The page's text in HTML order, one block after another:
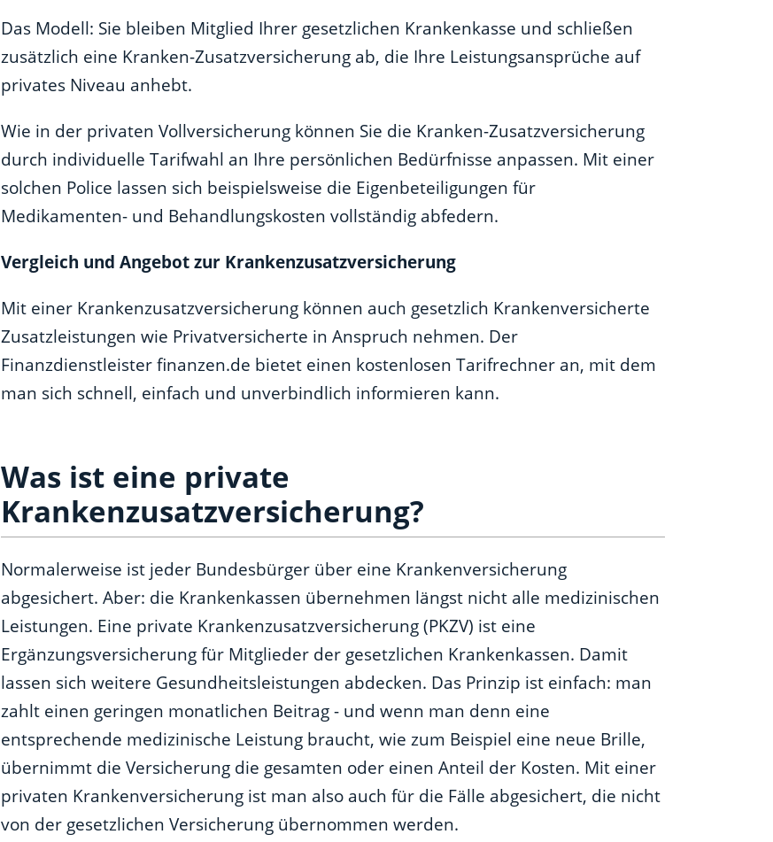
Das Modell: Sie bleiben Mitglied Ihrer gesetzlichen Krankenkasse und schließen
zusätzlich eine Kranken-Zusatzversicherung ab, die Ihre Leistungsansprüche auf
privates Niveau anhebt.
Wie in der privaten Vollversicherung können Sie die Kranken-Zusatzversicherung
durch individuelle Tarifwahl an Ihre persönlichen Bedürfnisse anpassen. Mit einer
solchen Police lassen sich beispielsweise die Eigenbeteiligungen für
Medikamenten- und Behandlungskosten vollständig abfedern.
Vergleich und Angebot zur Krankenzusatzversicherung
Mit einer Krankenzusatzversicherung können auch gesetzlich Krankenversicherte
Zusatzleistungen wie Privatversicherte in Anspruch nehmen. Der
Finanzdienstleister finanzen.de bietet einen kostenlosen Tarifrechner an, mit dem
man sich schnell, einfach und unverbindlich informieren kann.
Was ist eine private
Krankenzusatzversicherung?
Normalerweise ist jeder Bundesbürger über eine Krankenversicherung
abgesichert. Aber: die Krankenkassen übernehmen längst nicht alle medizinischen
Leistungen. Eine private Krankenzusatzversicherung (PKZV) ist eine
Ergänzungsversicherung für Mitglieder der gesetzlichen Krankenkassen. Damit
lassen sich weitere Gesundheitsleistungen abdecken. Das Prinzip ist einfach: man
zahlt einen geringen monatlichen Beitrag - und wenn man denn eine
entsprechende medizinische Leistung braucht, wie zum Beispiel eine neue Brille,
übernimmt die Versicherung die gesamten oder einen Anteil der Kosten. Mit einer
privaten Krankenversicherung ist man also auch für die Fälle abgesichert, die nicht
von der gesetzlichen Versicherung übernommen werden.